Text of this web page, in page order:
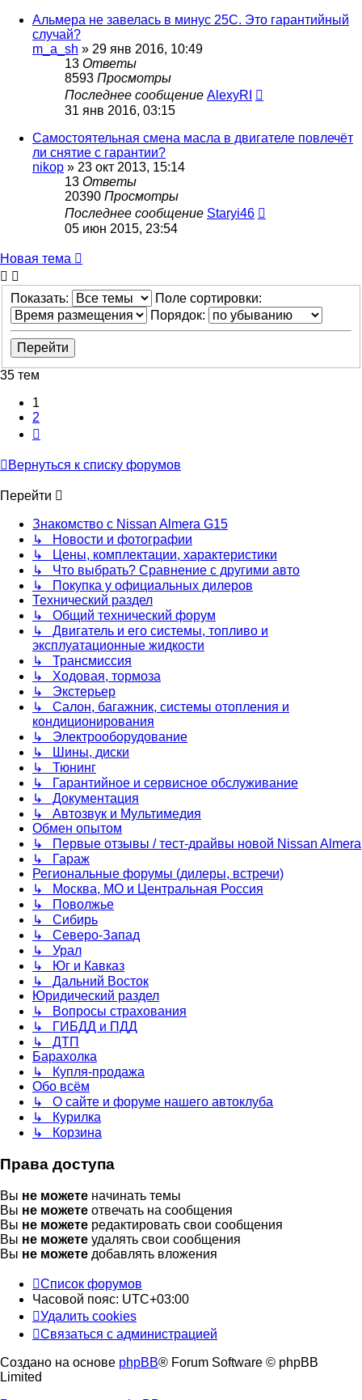
Альмера не завелась в минус 25С. Это гарантийный
случай?
m_a_sh » 29 янв 2016, 10:49
13 Ответы
8593 Просмотры
Последнее сообщение AlexyRI
31 янв 2016, 03:15
Самостоятельная смена масла в двигателе повлечёт
ли снятие с гарантии?
nikop » 23 окт 2013, 15:14
13 Ответы
20390 Просмотры
Последнее сообщение Staryi46
05 июн 2015, 23:54
Новая тема
Показать:
Поле сортировки:
Порядок:
35 тем
1
2
Вернуться к списку форумов
Перейти
Знакомство с Nissan Almera G15
↳ Новости и фотографии
↳ Цены, комплектации, характеристики
↳ Что выбрать? Сравнение с другими авто
↳ Покупка у официальных дилеров
Технический раздел
↳ Общий технический форум
↳ Двигатель и его системы, топливо и
эксплуатационные жидкости
↳ Трансмиссия
↳ Ходовая, тормоза
↳ Экстерьер
↳ Салон, багажник, системы отопления и
кондиционирования
↳ Электрооборудование
↳ Шины, диски
↳ Тюнинг
↳ Гарантийное и сервисное обслуживание
↳ Документация
↳ Автозвук и Мультимедия
Обмен опытом
↳ Первые отзывы / тест-драйвы новой Nissan Almera
↳ Гараж
Региональные форумы (дилеры, встречи)
↳ Москва, МО и Центральная Россия
↳ Поволжье
↳ Сибирь
↳ Северо-Запад
↳ Урал
↳ Юг и Кавказ
↳ Дальний Восток
Юридический раздел
↳ Вопросы страхования
↳ ГИБДД и ПДД
↳ ДТП
Барахолка
↳ Купля-продажа
Обо всём
↳ О сайте и форуме нашего автоклуба
↳ Курилка
↳ Корзина
Права доступа
Вы не можете начинать темы
Вы не можете отвечать на сообщения
Вы не можете редактировать свои сообщения
Вы не можете удалять свои сообщения
Вы не можете добавлять вложения
Список форумов
Часовой пояс: UTC+03:00
Удалить cookies
Связаться с администрацией
Создано на основе phpBB® Forum Software © phpBB
Limited